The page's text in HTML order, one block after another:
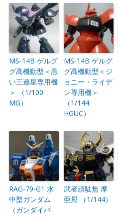
MS-14B ゲルグ
グ高機動型＜黒
い三連星専用機
＞ （1/100
MG）
MS-14B ゲルグ
グ高機動型＜ジ
ョニー・ライデ
ン専用機＞
（1/144
HGUC）
RAG-79-G1 水
中型ガンダム
（ガンダイバ
武者頑駄無 摩
亜屈 （1/144）